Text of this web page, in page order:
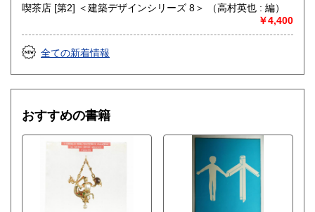
喫茶店 [第2] ＜建築デザインシリーズ 8＞ （高村英也 : 編）
￥4,400
全ての新着情報
おすすめの書籍